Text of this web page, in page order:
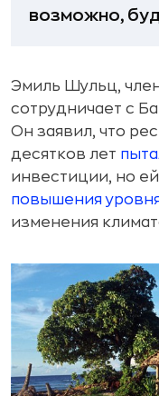
возможно,
Эмиль Шульц,
сотрудничает с
Он заявил, что
десятков лет
инвестиции, но
повышения
изменения